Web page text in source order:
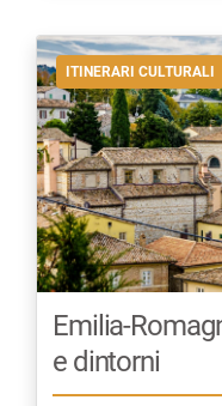
ITINERARI CULTURALI
Emilia-
e dintorni